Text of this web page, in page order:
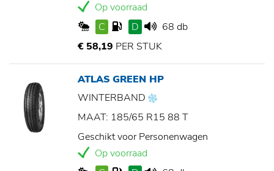
Op voorraad
C
D
68 db
€ 58,19 PER STUK
ATLAS GREEN HP
WINTERBAND
MAAT: 185/65 R15 88 T
Geschikt voor Personenwagen
Op voorraad